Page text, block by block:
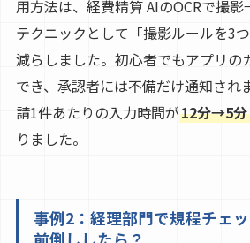
用方法は、経費精算 AIのOCRで撮
テクニックとして「撮影ルールを3
減らしました。初心者でもアプリの
でき、承認者には不備だけ通知され
請1件あたりの入力時間が12分→5分
りました。
事例2：経理部門で規程チェ